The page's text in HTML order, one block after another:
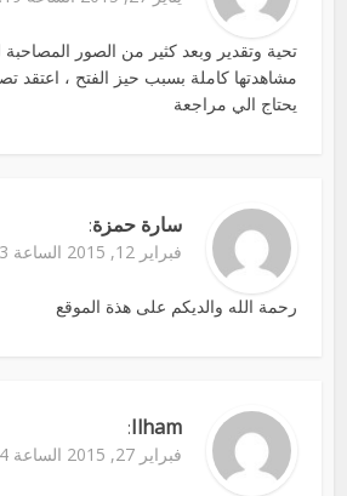
تحية وتقدير وبعد كثير من الصور
مشاهدتها كاملة بسبب حيز الفتح ، اعتقد
يحتاج الي مراجعة
سارة حمزة:
فبراير 12, 2015 الساعة 12:23 م
رحمة الله والديكم على هذة الموقع
Ilham
:
فبراير 27, 2015 الساعة 2:54 م